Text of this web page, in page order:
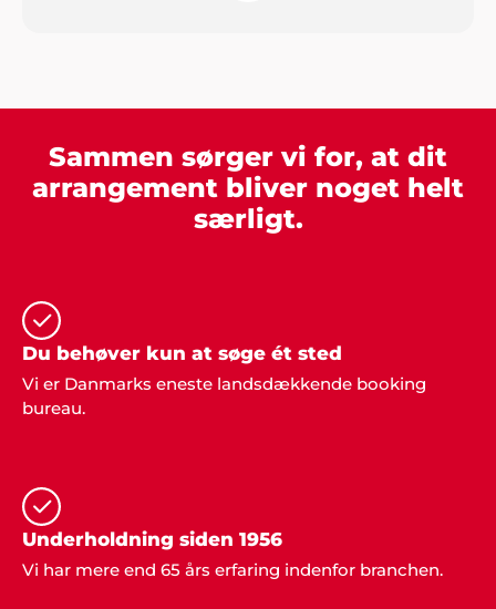
Lisette Møller, Kolding
"Vi havde helt sikkert ikke fået den fantastiske fest
Mona og Ejnar Schiødt
Showbizz Danmark leverede og hentede det hele -
det var jo nemt. Tusind tak for hjælp".
Sammen sørger vi for, at dit
arrangement bliver noget helt
særligt.
Du behøver kun at søge ét sted
Vi er Danmarks eneste landsdækkende booking
bureau.
Underholdning siden 1956
Vi har mere end 65 års erfaring indenfor branchen.